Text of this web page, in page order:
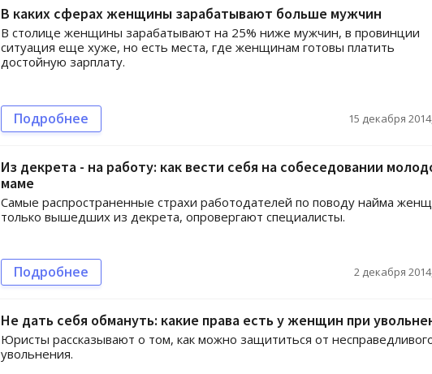
В каких сферах женщины зарабатывают больше мужчин
В столице женщины зарабатывают на 25% ниже мужчин, в провинции
ситуация еще хуже, но есть места, где женщинам готовы платить
достойную зарплату.
Подробнее 15 декабря
Из декрета - на работу: как вести себя на собеседовании
маме
Самые распространенные страхи работодателей по поводу найма
только вышедших из декрета, опровергают специалисты.
Подробнее 2 декабря
Не дать себя обмануть: какие права есть у женщин при
Юристы рассказывают о том, как можно защититься от
увольнения.